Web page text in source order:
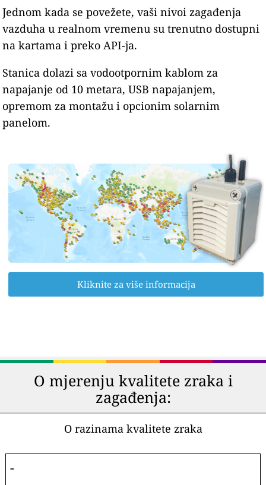
Jednom kada se povežete, vaši nivoi zagađenja
vazduha u realnom vremenu su trenutno dostupni
na kartama i preko API-ja.
Stanica dolazi sa vodootpornim kablom za
napajanje od 10 metara, USB napajanjem,
opremom za montažu i opcionim solarnim
panelom.
Kliknite za više informacija
O mjerenju kvalitete zraka i
zagađenja:
O razinama kvalitete zraka
-